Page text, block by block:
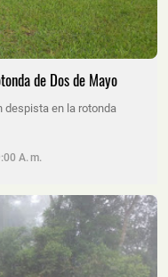
de Dos de Mayo
despista en la rotonda
A. M.